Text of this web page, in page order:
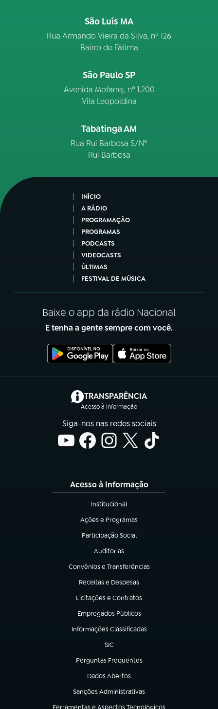
São Luís MA
Rua Armando Vieira da Silva, nº 126
Bairro de Fátima
São Paulo SP
Avenida Mofarrej, nº 1.200
Vila Leopoldina
Tabatinga AM
Rua Rui Barbosa S/Nº
Rui Barbosa
INÍCIO
A RÁDIO
PROGRAMAÇÃO
PROGRAMAS
PODCASTS
VIDEOCASTS
ÚLTIMAS
FESTIVAL DE MÚSICA
Baixe o app da rádio Nacional
E tenha a gente sempre com você.
TRANSPARÊNCIA
Acesso à Informação
(abre em nova aba)
Siga-nos nas redes sociais
Acesso à Informação
Institucional
(abre em nova aba)
Ações e Programas
(abre em nova aba)
Participação Social
(abre em nova aba)
Auditorias
(abre em nova aba)
Convênios e Transferências
(abre em nova aba)
Receitas e Despesas
(abre em nova aba)
Licitações e Contratos
(abre em nova aba)
Empregados Públicos
(abre em nova aba)
Informações Classificadas
(abre em nova aba)
SIC
(abre em nova aba)
Perguntas Frequentes
(abre em nova aba)
Dados Abertos
(abre em nova aba)
Sanções Administrativas
(abre em nova aba)